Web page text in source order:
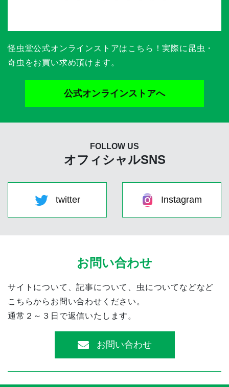
怪虫堂公式オンラインストアはこちら！実際に昆虫・
奇虫をお買い求め頂けます。
公式オンラインストアへ
FOLLOW US
オフィシャルSNS
twitter Instagram
お問い合わせ
サイトについて、記事について、虫についてなどなど
こちらからお問い合わせください。
通常２～３日で返信いたします。
お問い合わせ